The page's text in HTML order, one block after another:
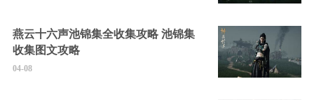
燕云十六声池锦集全收集攻略 池锦集
收集图文攻略
04-08